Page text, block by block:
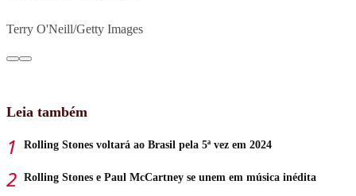
Terry O'Neill/Getty Images
Leia também
Rolling Stones voltará ao Brasil pela 5ª vez em 2024
Rolling Stones e Paul McCartney se unem em música inédita